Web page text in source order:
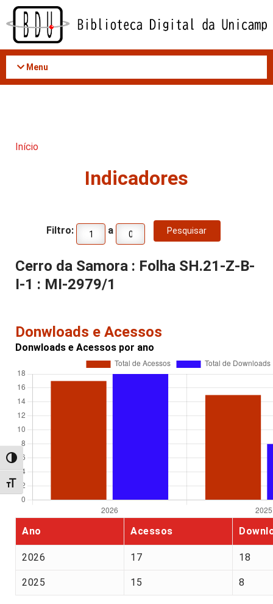
Acessar
conteúdo
Alternar alto contraste
Alternar tamanho da fonte
Menu
Início
Indicadores
Filtro: a
Cerro da Samora : Folha SH.21-Z-B-
I-1 : MI-2979/1
Donwloads e Acessos
Donwloads e Acessos por ano
Ano Acessos
2026 17 18
2025 15 8